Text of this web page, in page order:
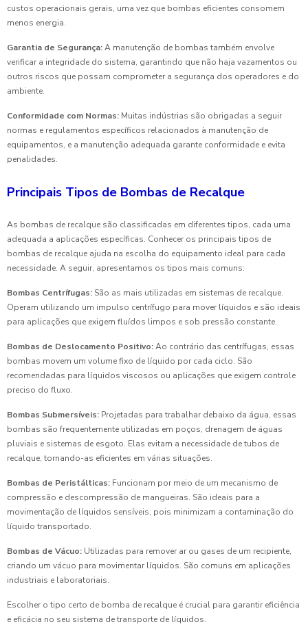
custos operacionais gerais, uma vez que bombas eficientes consomem
menos energia.
Garantia de Segurança:A manutenção de bombas também envolve
verificar a integridade do sistema, garantindo que não haja vazamentos ou
outros riscos que possam comprometer a segurança dos operadores e do
ambiente.
Conformidade com Normas: Muitas indústrias são obrigadas a seguir
normas e regulamentos específicos relacionados à manutenção de
equipamentos, e a manutenção adequada garante conformidade e evita
penalidades.
Principais Tipos de Bombas de Recalque
As bombas de recalque são classificadas em diferentes tipos, cada uma
adequada a aplicações específicas. Conhecer os principais tipos de
bombas de recalque ajuda na escolha do equipamento ideal para cada
necessidade. A seguir, apresentamos os tipos mais comuns:
Bombas Centrífugas: São as mais utilizadas em sistemas de recalque.
Operam utilizando um impulso centrífugo para mover líquidos e são ideais
para aplicações que exigem fluídos limpos e sob pressão constante.
Bombas de Deslocamento Positivo:Ao contrário das centrífugas, essas
bombas movem um volume fixo de líquido por cada ciclo. São
recomendadas para líquidos viscosos ou aplicações que exigem controle
preciso do fluxo.
Bombas Submersíveis: Projetadas para trabalhar debaixo da água, essas
bombas são frequentemente utilizadas em poços, drenagem de águas
pluviais e sistemas de esgoto. Elas evitam a necessidade de tubos de
recalque, tornando-as eficientes em várias situações.
Bombas de Peristálticas: Funcionam por meio de um mecanismo de
compressão e descompressão de mangueiras. São ideais para a
movimentação de líquidos sensíveis, pois minimizam a contaminação do
líquido transportado.
Bombas de Vácuo: Utilizadas para remover ar ou gases de um recipiente,
criando um vácuo para movimentar líquidos. São comuns em aplicações
industriais e laboratoriais.
Escolher o tipo certo de bomba de recalque é crucial para garantir eficiência
e eficácia no seu sistema de transporte de líquidos.